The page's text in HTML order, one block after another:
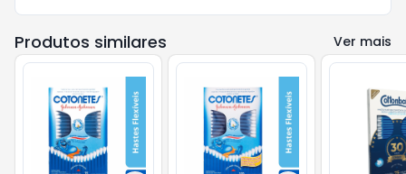
Produtos similares Ver mais